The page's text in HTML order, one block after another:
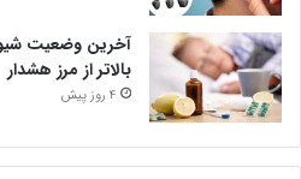
بالاتر از مرز هشدار
4 روز پیش